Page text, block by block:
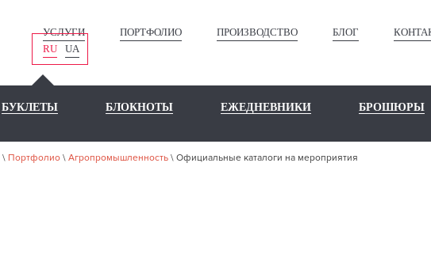
УСЛУГИ ПОРТФОЛИО ПРОИЗВОДСТВО БЛОГ
RU
UA
БУКЛЕТЫ БЛОКНОТЫ ЕЖЕДНЕВНИКИ БРОШЮРЫ
\ Портфолио \ Агропромышленность \ Официальные каталоги на мероприятия